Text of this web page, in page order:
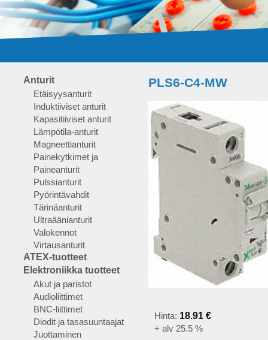
Anturit
Etäisyysanturit
Induktiiviset anturit
Kapasitiiviset anturit
Lämpötila-anturit
Magneettianturit
Painekytkimet ja
Paineanturit
Pulssianturit
Pyörintävahdit
Tärinäanturit
Ultraäänianturit
Valokennot
Virtausanturit
ATEX-tuotteet
Elektroniikka tuotteet
Akut ja paristot
Audioliittimet
BNC-liittimet
Diodit ja tasasuuntaajat
Juottaminen
PLS6-C4-MW
Hinta: 18.91 €
+ alv 25.5 %